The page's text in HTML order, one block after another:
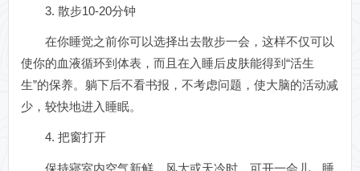
3. 散步10-20分钟
在你睡觉之前你可以选择出去散步一会，这样不仅可以
使你的血液循环到体表，而且在入睡后皮肤能得到“活生
生”的保养。躺下后不看书报，不考虑问题，使大脑的活动减
少，较快地进入睡眠。
4. 把窗打开
保持寝室内空气新鲜，风大或天冷时，可开一会儿，睡